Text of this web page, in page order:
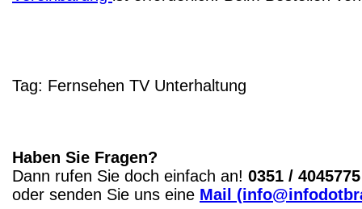
Tag: Fernsehen TV Unterhaltung
Haben Sie Fragen?
Dann rufen Sie doch einfach an! 0351 / 4045775
oder senden Sie uns eine Mail